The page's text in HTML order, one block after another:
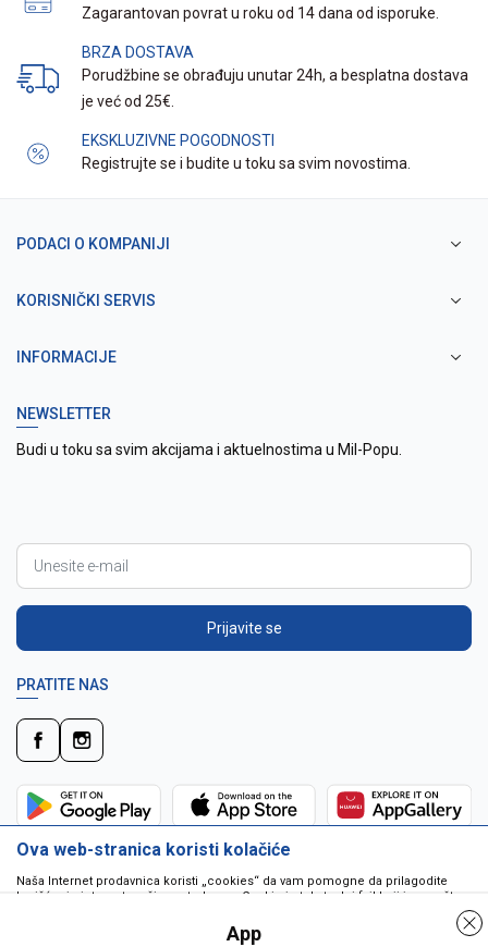
Zagarantovan povrat u roku od 14 dana od isporuke.
BRZA DOSTAVA
Porudžbine se obrađuju unutar 24h, a besplatna dostava
je već od 25€.
EKSKLUZIVNE POGODNOSTI
Registrujte se i budite u toku sa svim novostima.
PODACI O KOMPANIJI
KORISNIČKI SERVIS
INFORMACIJE
NEWSLETTER
Budi u toku sa svim akcijama i aktuelnostima u Mil-Popu.
Prijavite se
PRATITE NAS
Ova web-stranica koristi kolačiće
Naša Internet prodavnica koristi „cookies“ da vam pomogne da prilagodite
korišćenje interneta vašim potrebama. Cookie je tekstualni fajl koji je smešten
da pokrenu program ili da isporuče virus vašem računaru. Cookie-i su
jedinstveno dodeljeni vama, i jedino mogu biti pročitani od strane web servera
App